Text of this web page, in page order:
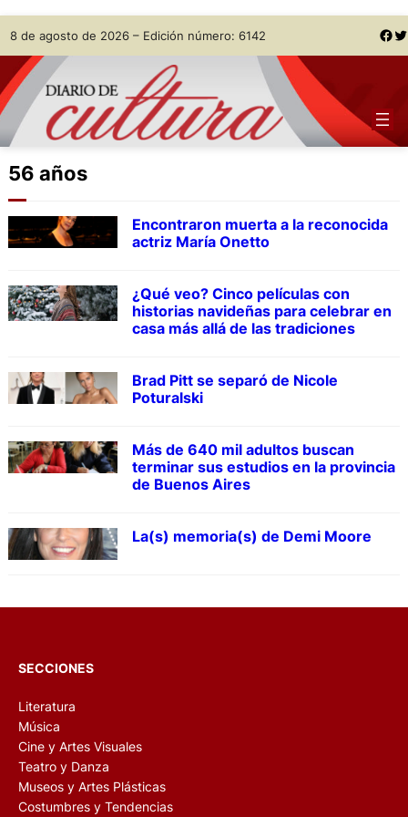
Skip
to
content
8 de agosto de 2026 – Edición número: 6142 Facebook Twitter
56 años
Encontraron muerta a la reconocida
actriz María Onetto
¿Qué veo? Cinco películas con
historias navideñas para celebrar en
casa más allá de las tradiciones
Brad Pitt se separó de Nicole
Poturalski
Más de 640 mil adultos buscan
terminar sus estudios en la provincia
de Buenos Aires
La(s) memoria(s) de Demi Moore
SECCIONES
Literatura
Música
Cine y Artes Visuales
Teatro y Danza
Museos y Artes Plásticas
Costumbres y Tendencias